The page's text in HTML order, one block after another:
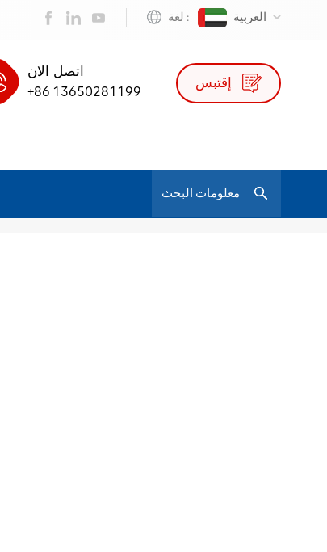
لغة :
اتصل الان
+86 13650281199